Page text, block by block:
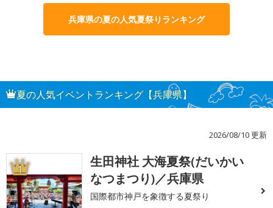
兵庫県の夏の人気夏祭りランキング
夏の人気イベントランキング【兵庫県】
2026/08/10 更新
1
生田神社 大海夏祭(だいかい
なつまつり)／兵庫県
国際都市神戸を象徴する夏祭り